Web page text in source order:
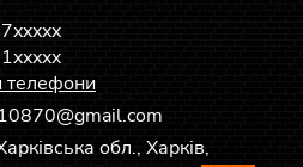
телефони
870@gmail.com
обл., Харків,